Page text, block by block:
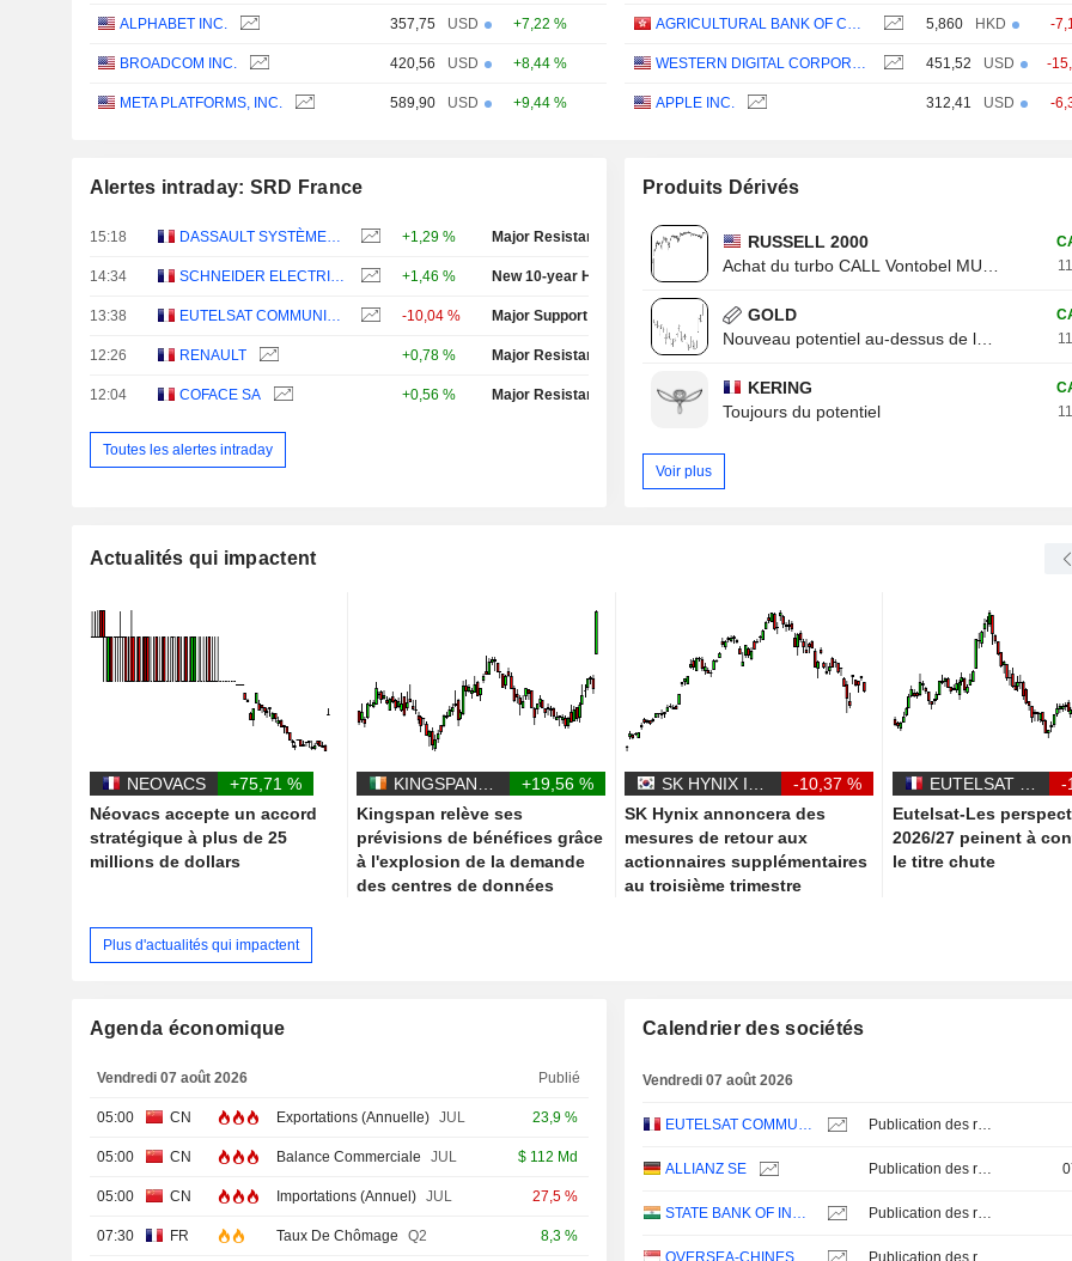
ALPHABET INC. 357,75 USD +7,22 %
BROADCOM INC. 420,56 USD +8,44 %
META PLATFORMS, INC. 589,90 USD +9,44 %
AGRICULTURAL BANK OF CHINA LIMITED 5,860 HKD -
WESTERN DIGITAL CORPORATION 451,52 USD -
APPLE INC. 312,41 USD -
Alertes intraday: SRD France
15:18 DASSAULT SYSTÈMES SE +1,29 % Major Resistance Test
14:34 SCHNEIDER ELECTRIC SE +1,46 % New 10-year High
13:38 EUTELSAT COMMUNICATIONS -10,04 % Major Support Test
12:26 RENAULT +0,78 % Major Resistance Test
12:04 COFACE SA +0,56 % Major Resistance Test
Toutes les alertes intraday
Produits Dérivés
RUSSELL 2000
Achat du turbo CALL Vontobel MU13V
GOLD
Nouveau potentiel au-dessus de la résistance
KERING
Toujours du potentiel
Voir plus
Actualités qui impactent
NEOVACS
+75,71 %
Néovacs accepte un accord
stratégique à plus de 25
millions de dollars
+19,56 %
Kingspan relève ses
prévisions de bénéfices grâce
à l'explosion de la demande
des centres de données
-10,37 %
SK Hynix annoncera des
mesures de retour aux
actionnaires supplémentaires
au troisième trimestre
-
Eutelsat-Les
2026/27 peinent à
le titre chute
Plus d'actualités qui impactent
Agenda économique
Vendredi 07 août 2026 Publié
05:00 CN Exportations (Annuelle) JUL 23,9 %
05:00 CN Balance Commerciale JUL $ 112 Md
05:00 CN Importations (Annuel) JUL 27,5 %
07:30 FR Taux De Chômage Q2 8,3 %
Calendrier des sociétés
Vendredi 07 août 2026
EUTELSAT COMMUNICATIONS Publication des résultats - Annuel 2026
ALLIANZ SE Publication des résultats - Q2 2026
STATE BANK OF INDIA Publication des résultats - Q1 2027